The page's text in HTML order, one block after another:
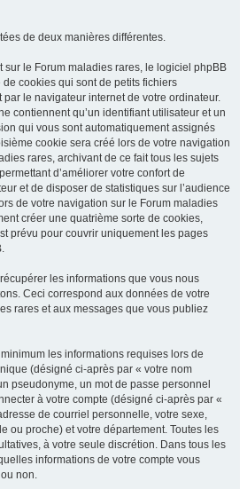
de deux manières différentes.
sur le Forum maladies rares, le logiciel phpBB
cookies qui sont de petits fichiers
le navigateur internet de votre ordinateur.
contiennent qu’un identifiant utilisateur et un
qui vous sont automatiquement assignés
cookie sera créé lors de votre navigation
rares, archivant de ce fait tous les sujets
d’améliorer votre confort de
et de disposer de statistiques sur l’audience
de votre navigation sur le Forum maladies
créer une quatrième sorte de cookies,
prévu pour couvrir uniquement les pages
les informations que vous nous
Ceci correspond aux données de votre
rares et aux messages que vous publiez
les informations requises lors de
(désigné ci-après par « votre nom
pseudonyme, un mot de passe personnel
à votre compte (désigné ci-après par «
de courriel personnelle, votre sexe,
ou proche) et votre département. Toutes les
à votre seule discrétion. Dans tous les
informations de votre compte vous
non.